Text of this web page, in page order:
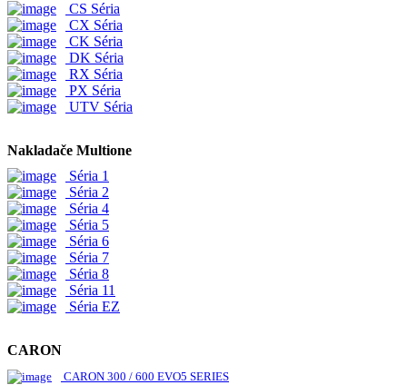
CS Séria
CX Séria
CK Séria
DK Séria
RX Séria
PX Séria
UTV Séria
Nakladače Multione
Séria 1
Séria 2
Séria 4
Séria 5
Séria 6
Séria 7
Séria 8
Séria 11
Séria EZ
CARON
CARON 300 / 600 EVO5 SERIES